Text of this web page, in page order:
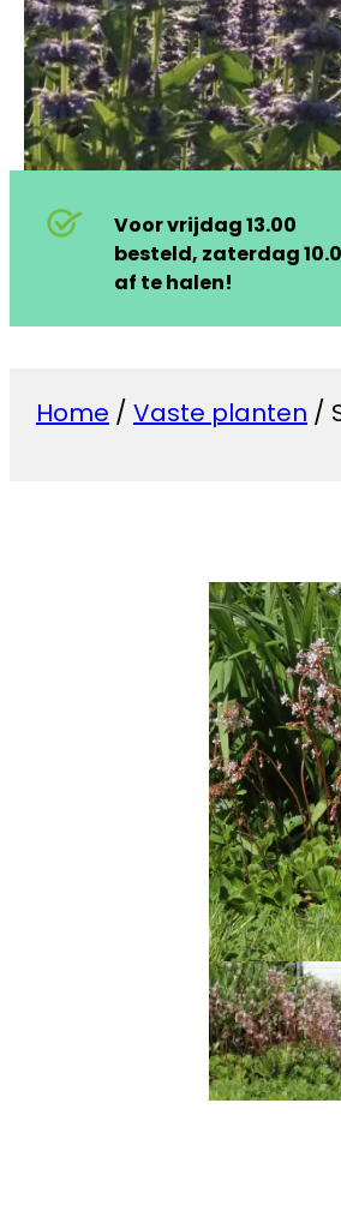
Voor vrijdag 13.00
besteld, zaterdag
af te halen!
Home / Vaste planten /